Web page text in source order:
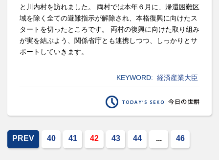
と川内村を訪れました。 両村では本年６月に、帰還困難区
域を除く全ての避難指示が解除され、本格復興に向けたス
タートを切ったところです。 両村の復興に向けた取り組み
が実を結ぶよう、関係省庁とも連携しつつ、しっかりとサ
ポートしていきます。
KEYWORD: 経済産業大臣
PREV 40 41 42 43 44 ... 46